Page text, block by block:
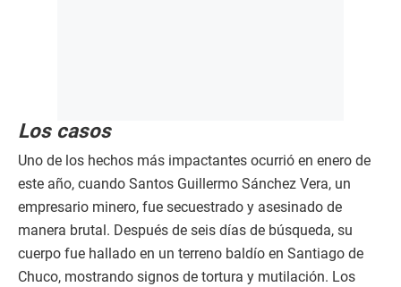
Los casos
Uno de los hechos más impactantes ocurrió en enero de
este año, cuando Santos Guillermo Sánchez Vera, un
empresario minero, fue secuestrado y asesinado de
manera brutal. Después de seis días de búsqueda, su
cuerpo fue hallado en un terreno baldío en Santiago de
Chuco, mostrando signos de tortura y mutilación. Los